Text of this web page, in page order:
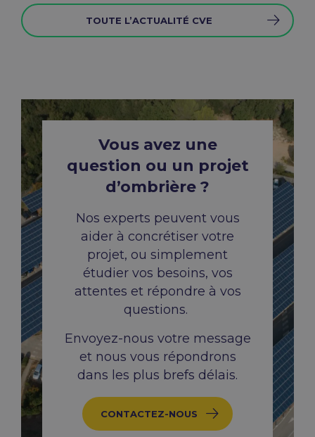
TOUTE L’ACTUALITÉ CVE
Vous avez une
question ou un projet
d’ombrière ?
Nos experts peuvent vous
aider à concrétiser votre
projet, ou simplement
étudier vos besoins, vos
attentes et répondre à vos
questions.
Envoyez-nous votre message
et nous vous répondrons
dans les plus brefs délais.
CONTACTEZ-NOUS